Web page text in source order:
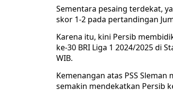
Sementara pesaing terdekat,
skor 1-2 pada pertandingan
Karena itu, kini Persib
ke-30 BRI Liga 1 2024/2025 di
WIB.
Kemenangan atas PSS
semakin mendekatkan Persib